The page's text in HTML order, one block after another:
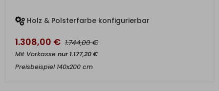
Holz & Polsterfarbe konfigurierbar
1.308,00 € 1.744,00€
Mit Vorkasse nur1.177,20€
Preisbeispiel 140x200 cm